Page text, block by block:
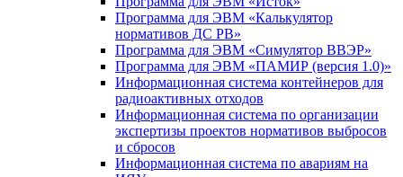
Программа для ЭВМ «Калькулятор
нормативов ДС РВ»
Программа для ЭВМ «Симулятор ВВЭР»
Программа для ЭВМ «ПАМИР (версия 1.0)»
Информационная система контейнеров для
радиоактивных отходов
Информационная система по организации
экспертизы проектов нормативов выбросов
и сбросов
Информационная система по авариям на